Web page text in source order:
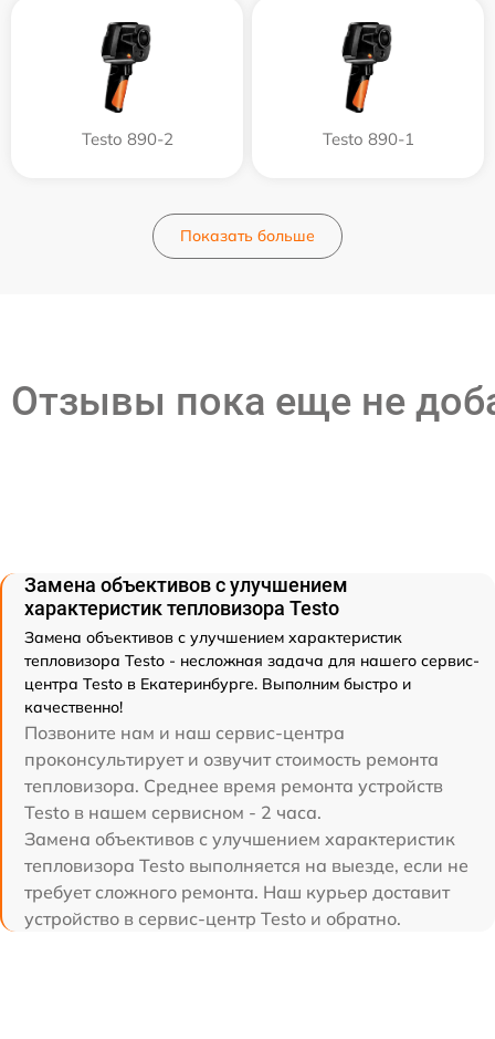
Testo 890-2 Testo 890-1
Показать больше
Отзывы пока еще не
Замена объективов с улучшением
характеристик тепловизора Testo
Замена объективов с улучшением характеристик
тепловизора Testo - несложная задача для нашего сервис-
центра Testo в Екатеринбурге. Выполним быстро и
качественно!
Позвоните нам и наш сервис-центра
проконсультирует и озвучит стоимость ремонта
тепловизора. Среднее время ремонта устройств
Testo в нашем сервисном - 2 часа.
Замена объективов с улучшением характеристик
тепловизора Testo выполняется на выезде, если не
требует сложного ремонта. Наш курьер доставит
устройство в сервис-центр Testo и обратно.